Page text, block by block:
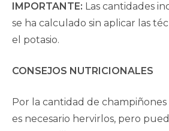
IMPORTANTE: Las cantidades
se ha calculado sin aplicar las
el potasio.
CONSEJOS NUTRICIONALES
Por la cantidad de
es necesario hervirlos, pero